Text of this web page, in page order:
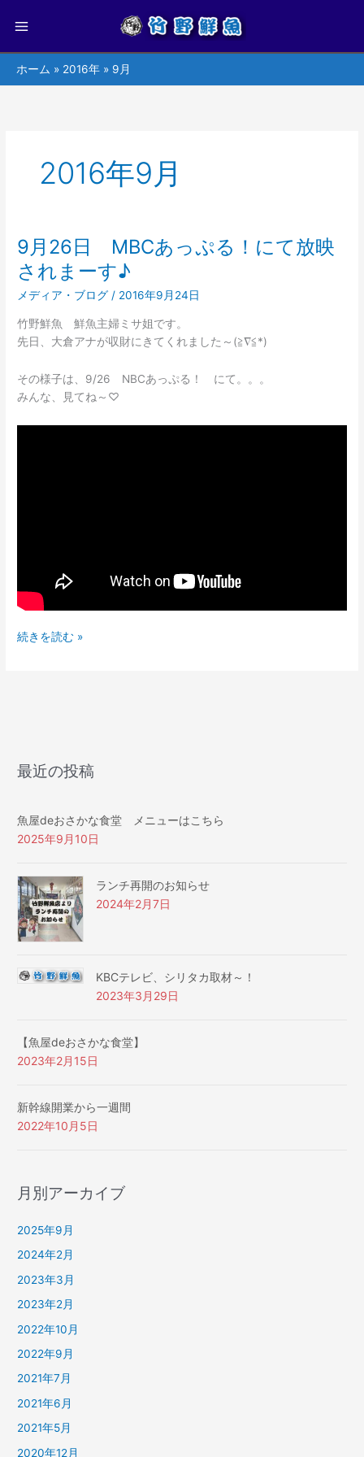
ホーム 2016年 9月
2016年9月
9月26日 MBCあっぷる！にて放映
されまーす♪
メディア・ブログ / 2016年9月24日
竹野鮮魚 鮮魚主婦ミサ姐です。
先日、大倉アナが収財にきてくれました～(≧∇≦*)
その様子は、9/26 NBCあっぷる！ にて。。。
みんな、見てね～♡
9
月
26
日
あ
っ
る！
に
て
続きを読む »
最近の投稿
魚屋deおさかな食堂 メニューはこちら
2025年9月10日
ランチ再開のお知らせ
2024年2月7日
KBCテレビ、シリタカ取材～！
2023年3月29日
【魚屋deおさかな食堂】
2023年2月15日
新幹線開業から一週間
2022年10月5日
月別アーカイブ
2025年9月
2024年2月
2023年3月
2023年2月
2022年10月
2022年9月
2021年7月
2021年6月
2021年5月
2020年12月